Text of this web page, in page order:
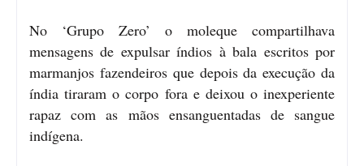
No ‘Grupo Zero’ o moleque compartilhava
mensagens de expulsar índios à bala escritos por
marmanjos fazendeiros que depois da execução da
índia tiraram o corpo fora e deixou o inexperiente
rapaz com as mãos ensanguentadas de sangue
indígena.